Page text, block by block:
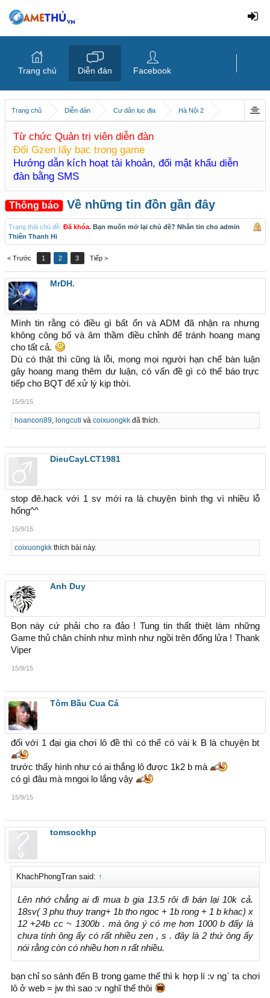
Trang chủ Diễn đàn Cư dân lục địa Hà Nội 2
Từ chức Quản trị viên diễn đàn
Đổi Gzen lấy bạc trong game
Hướng dẫn kích hoạt tài khoản, đổi mật khẩu diễn
đàn bằng SMS
Thông báo Về những tin đồn gần đây
Trạng thái chủ đề: Đã khóa. Bạn muốn mở lại chủ đề? Nhắn tin cho admin
Thiên Thanh Hi
< Trước 1 2 3 Tiếp >
MrDH.
Mình tin rằng có điều gì bất ổn và ADM đã nhận ra nhưng
không công bố và âm thầm điều chỉnh để tránh hoang mang
cho tất cả.
Dù có thật thì cũng là lỗi, mong mọi người hạn chế bàn luận
gây hoang mang thêm dư luận, có vấn đề gì có thể báo trực
tiếp cho BQT để xử lý kịp thời.
15/9/15
hoancon89, longcuti và coixuongkkđã thích.
DieuCayLCT1981
stop đê.hack với 1 sv mới ra là chuyện bình thg vì nhiều lỗ
hổng^^
15/9/15
coixuongkkthích bài này.
Anh Duy
Bọn này cứ phải cho ra đảo ! Tung tin thất thiệt làm những
Game thủ chân chính như mình như ngồi trên đống lửa ! Thank
Viper
15/9/15
Tôm Bầu Cua Cá
đối với 1 đại gia chơi lô đề thì có thể có vài k B là chuyện bt
trước thấy hình như có ai thắng lô được 1k2 b mà
có gì đâu mà mngoi lo lắng vậy
15/9/15
tomsockhp
KhachPhongTran said: ↑
Lên nhớ chẳng ai đi mua b gia 13.5 rôi đi bán lại 10k cả.
18sv( 3 phu thuy trang+ 1b tho ngoc + 1b rong + 1 b khac) x
12 +24b cc ~ 1300b . mà ông ý có mẹ hơn 1000 b đấy là
chưa tính ông ấy có rất nhiều zen , s . đây là 2 thứ ông ấy
nói rằng còn có nhiều hơn n rất nhiều.
bạn chỉ so sánh đến B trong game thế thì k hợp lí :v ng` ta chơi
lô ở web = jw thì sao :v nghĩ thế thôi
Trang chủ Diễn đàn Facebook